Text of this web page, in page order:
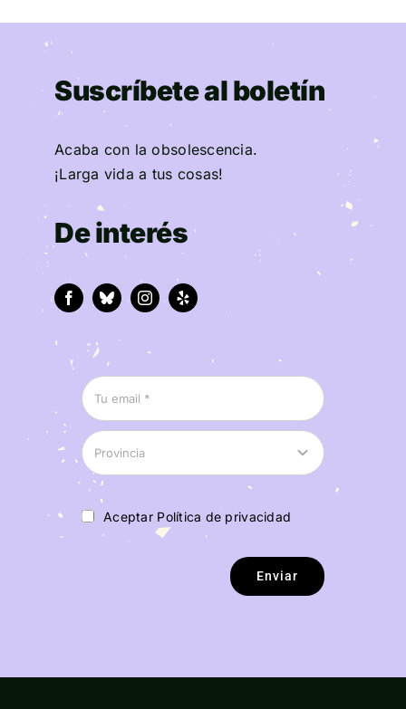
Suscríbete al boletín
Acaba con la obsolescencia.
¡Larga vida a tus cosas!
De interés
Aceptar Política de privacidad
Enviar